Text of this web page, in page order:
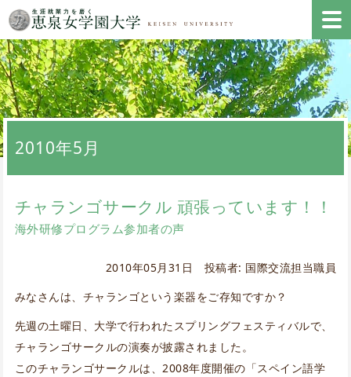
2010年5月
チャランゴサークル 頑張っています！！
海外研修プログラム参加者の声
2010年05月31日 投稿者: 国際交流担当職員
みなさんは、チャランゴという楽器をご存知ですか？
先週の土曜日、大学で行われたスプリングフェスティバルで、
チャランゴサークルの演奏が披露されました。
このチャランゴサークルは、2008年度開催の「スペイン語学